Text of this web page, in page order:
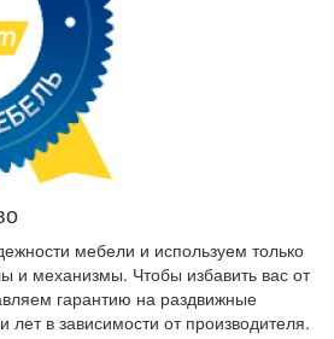
мебели и используем только
и механизмы. Чтобы избавить вас от
гарантию на раздвижные
в зависимости от производителя.